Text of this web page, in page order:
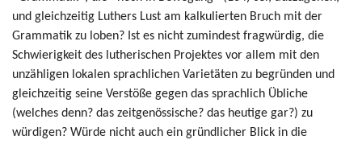
und gleichzeitig Luthers Lust am kalkulierten Bruch mit der
Grammatik zu loben? Ist es nicht zumindest fragwürdig, die
Schwierigkeit des lutherischen Projektes vor allem mit den
unzähligen lokalen sprachlichen Varietäten zu begründen und
gleichzeitig seine Verstöße gegen das sprachlich Übliche
(welches denn? das zeitgenössische? das heutige gar?) zu
würdigen? Würde nicht auch ein gründlicher Blick in die